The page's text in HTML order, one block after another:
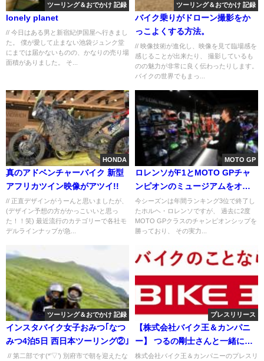
ツーリング＆おでかけ 記録
lonely planet
// 今日はある男と新宿紀伊国屋へ行きまし
た。 僕が愛して止まない池袋ジュンク堂
にまでは届かないものの、かなりの売り場
面積がありました。 そ...
ツーリング＆おでかけ 記録
バイク乗りがドローン撮影をか
っこよくする方法。
// 映像技術が進化し、映像を見て臨場感を
感じることが出来たり、 撮影しているも
のの魅力が非常に良く伝わったりします。
バイクの世界でもまっ...
HONDA
真のアドベンチャーバイク 新型
アフリカツイン映像がアツイ!!
// 正直デザインがうーんと思いましたが、
(デザイン予想の方がかっこいいと思っ
た！！笑) 最近流行のカテゴリーで各社モ
デルラインナップが急...
MOTO GP
ロレンソがF1とMOTO GPチャ
ンピオンのミュージアムをオー
プン！
今シーズンは年間ランキング3位で終了し
たホルヘ・ロレンソですが、 過去に2度
MOTO GPクラスのチャンピオンシップを
勝っており、 その実力...
ツーリング＆おでかけ 記録
インスタバイク女子おみつ｢なつ
みつ4泊5日 西日本ツーリング②｣
// 第二部です(*’▽’) 別府市で朝を迎えたな
プレスリリース
【株式会社バイク王＆カンパニ
ー】 つるの剛士さんと一緒に盛
り上げよ う！ 「#パパツー」
株式会社バイク王＆カンパニーのプレスリ